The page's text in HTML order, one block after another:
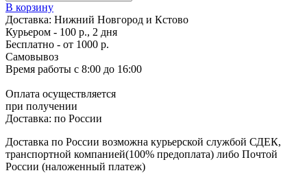
В корзину
Доставка: Нижний Новгород и Кстово
Курьером - 100 р., 2 дня
Бесплатно - от 1000 р.
Самовывоз
Время работы с 8:00 до 16:00
Оплата осуществляется
при получении
Доставка: по России
Доставка по России возможна курьерской службой СДЕК,
транспортной компанией(100% предоплата) либо Почтой
России (наложенный платеж)